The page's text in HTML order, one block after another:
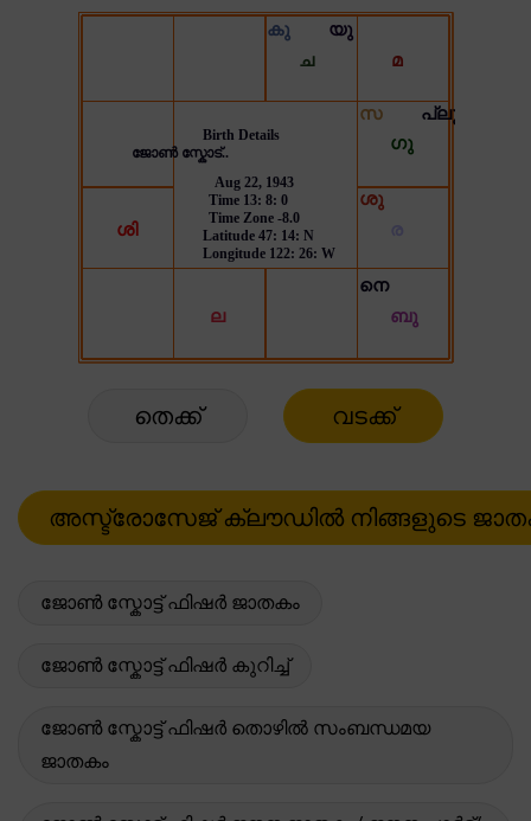
തെക്ക് വടക്ക്
ജോൺ സ്കോട്ട് ഫിഷർ ജാതകം
ജോൺ സ്കോട്ട് ഫിഷർ കുറിച്ച്
ജോൺ സ്കോട്ട് ഫിഷർ തൊഴിൽ സംബന്ധമയ
ജാതകം